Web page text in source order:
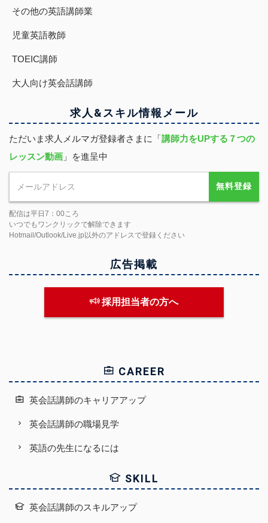
その他の英語講師業
児童英語教師
TOEIC講師
大人向け英会話講師
求人&スキル情報 メール
ただいま求人メルマガ登録者さまに「講師力をUPする７つの
レッスン動画 」を進呈中
無料登録
配信は平日7：00ころ
いつでもワンクリックで解除できます
Hotmail/Outlook/Live.jp以外のアドレスで登録ください
広告掲載
採用担当者の方へ
CAREER
英会話講師のキャリアアップ
英会話講師の職場見学
英語の先生になるには
SKILL
英会話講師のスキルアップ